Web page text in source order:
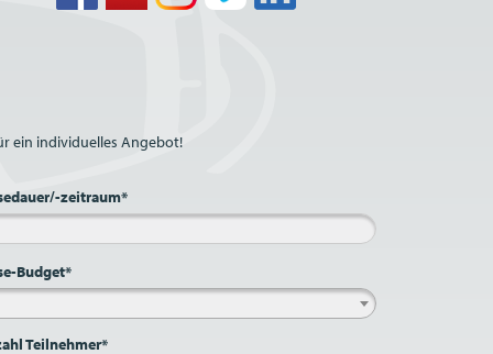
ein individuelles Angebot!
zeitraum*
Budget*
Teilnehmer*